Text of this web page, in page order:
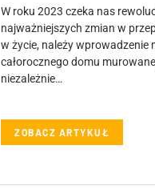
W roku 2023 czeka nas
najważniejszych zmian w
w życie, należy wprowadzenie
całorocznego domu
niezależnie…
ZOBACZ ARTYKUŁ